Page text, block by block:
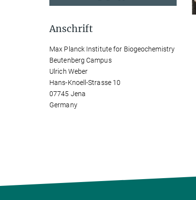
Anschrift
Max Planck Institute for Biogeochemistry
Beutenberg Campus
Ulrich Weber
Hans-Knoell-Strasse 10
07745 Jena
Germany